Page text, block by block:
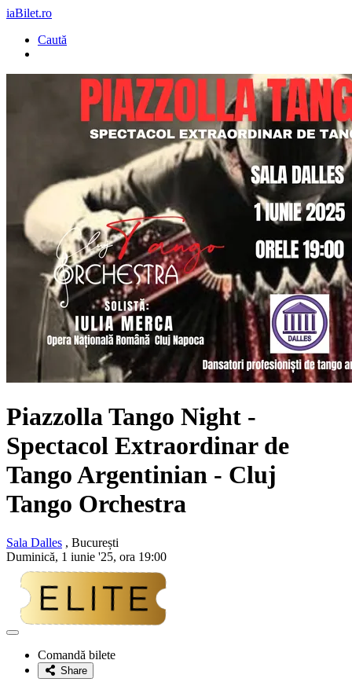
iaBilet.ro
Caută
Piazzolla Tango Night -
Spectacol Extraordinar de
Tango Argentinian - Cluj
Tango Orchestra
Sala Dalles , București
Duminică, 1 iunie '25, ora 19:00
Adaugă
favoriteComandă bilete
Share